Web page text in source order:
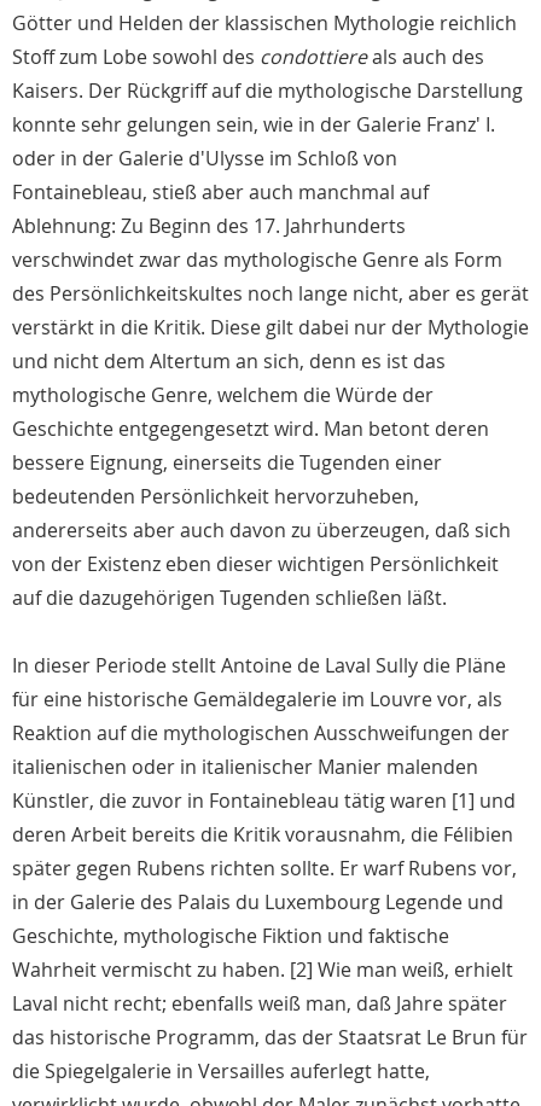
Götter und Helden der klassischen Mythologie reichlich
Stoff zum Lobe sowohl des condottiereals auch des
Kaisers. Der Rückgriff auf die mythologische Darstellung
konnte sehr gelungen sein, wie in der Galerie Franz' I.
oder in der Galerie d'Ulysse im Schloß von
Fontainebleau, stieß aber auch manchmal auf
Ablehnung: Zu Beginn des 17. Jahrhunderts
verschwindet zwar das mythologische Genre als Form
des Persönlichkeitskultes noch lange nicht, aber es gerät
verstärkt in die Kritik. Diese gilt dabei nur der Mythologie
und nicht dem Altertum an sich, denn es ist das
mythologische Genre, welchem die Würde der
Geschichte entgegengesetzt wird. Man betont deren
bessere Eignung, einerseits die Tugenden einer
bedeutenden Persönlichkeit hervorzuheben,
andererseits aber auch davon zu überzeugen, daß sich
von der Existenz eben dieser wichtigen Persönlichkeit
auf die dazugehörigen Tugenden schließen läßt.
In dieser Periode stellt Antoine de Laval Sully die Pläne
für eine historische Gemäldegalerie im Louvre vor, als
Reaktion auf die mythologischen Ausschweifungen der
italienischen oder in italienischer Manier malenden
Künstler, die zuvor in Fontainebleau tätig waren [1] und
deren Arbeit bereits die Kritik vorausnahm, die Félibien
später gegen Rubens richten sollte. Er warf Rubens vor,
in der Galerie des Palais du Luxembourg Legende und
Geschichte, mythologische Fiktion und faktische
Wahrheit vermischt zu haben. [2] Wie man weiß, erhielt
Laval nicht recht; ebenfalls weiß man, daß Jahre später
das historische Programm, das der Staatsrat Le Brun für
die Spiegelgalerie in Versailles auferlegt hatte,